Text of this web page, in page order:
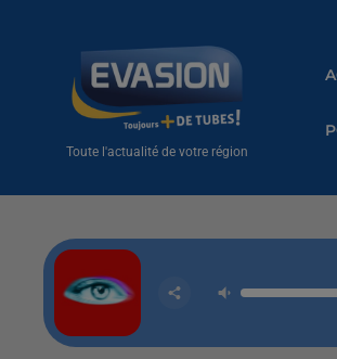
Toute l'actualité de votre région